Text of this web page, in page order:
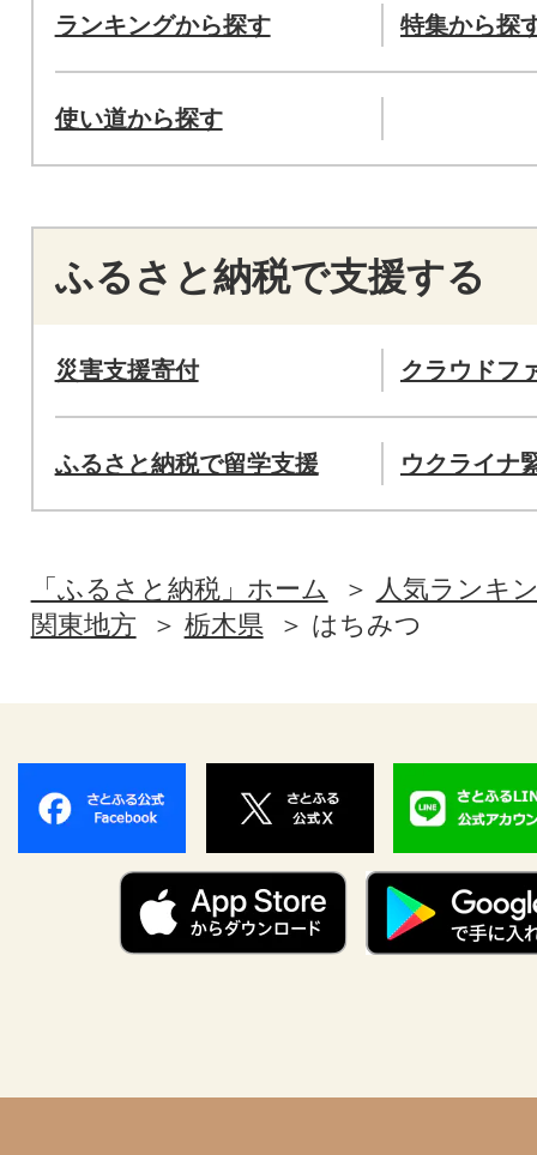
ランキングから探す 特集から探
使い道から探す
ふるさと納税で支援する
災害支援寄付 クラウドフ
ふるさと納税で留学支援 ウクライナ
「ふるさと納税」ホーム
人気ランキ
関東地方
栃木県 はちみつ